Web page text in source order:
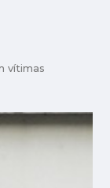
vítimas